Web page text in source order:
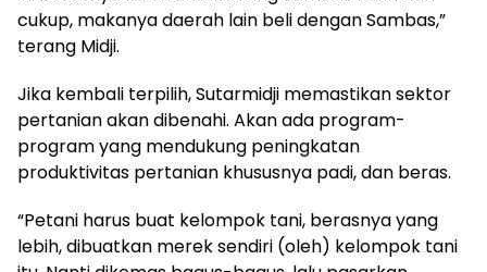
cukup, makanya daerah lain beli dengan Sambas,”
terang Midji.
Jika kembali terpilih, Sutarmidji memastikan sektor
pertanian akan dibenahi. Akan ada program-
program yang mendukung peningkatan
produktivitas pertanian khususnya padi, dan beras.
“Petani harus buat kelompok tani, berasnya yang
lebih, dibuatkan merek sendiri (oleh) kelompok tani